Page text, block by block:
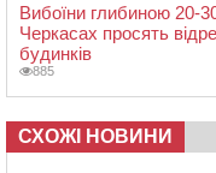
Вибоїни глибиною 20-
Черкасах просять
будинків
885
СХОЖІ НОВИНИ